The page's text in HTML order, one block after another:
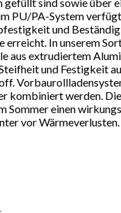
PU/PA-System
und
erreicht. In unserem
aus extrudiertem
und Festigkeit
kombiniert werden.
Sommer einen
vor Wärmeverlusten.